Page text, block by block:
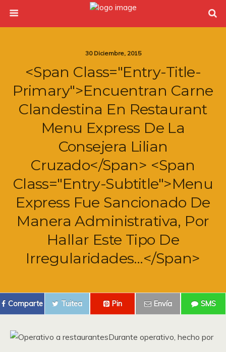
30 Diciembre, 2015
<span Class="entry-Title-
Primary">Encuentran Carne
Clandestina En Restaurant
Menu Express De La
Consejera Lilian
Cruzado</span> <span
Class="entry-Subtitle">Menu
Express Fue Sancionado De
Manera Administrativa, Por
Hallar Este Tipo De
Irregularidades…</span>
Comparte Tuitea Pin Envía SMS
Durante operativo, hecho por